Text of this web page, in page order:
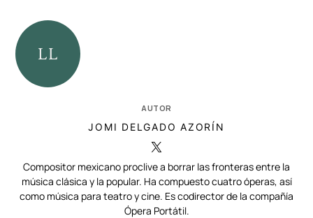
AUTOR
JOMI DELGADO AZORÍN
Compositor mexicano proclive a borrar las fronteras entre la
música clásica y la popular. Ha compuesto cuatro óperas, así
como música para teatro y cine. Es codirector de la compañía
Ópera Portátil.